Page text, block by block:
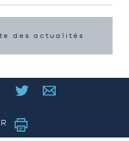
des actualités